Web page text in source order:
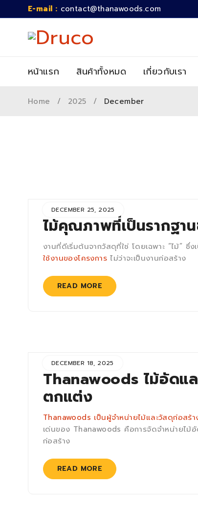
E-mail : contact@thanawoods.com
หน้าแรก สินค้าทั้งหมด เกี่ยวกับเรา
Home / 2025 / December
DECEMBER 25, 2025
ไม้คุณภาพที่เป็นรากฐา
งานที่ดีเริ่มต้นจากวัสดุที่ใช่ โดยเฉพาะ “ไม้”
ใช้งานของโครงการ ไม่ว่าจะเป็นงานก่อสร้าง
READ MORE
DECEMBER 18, 2025
Thanawoods ไม้อัดแ
ตกแต่ง
Thanawoods เป็นผู้จำหน่ายไม้และวัสดุก่อส
เด่นของ Thanawoods คือการจัดจำหน่ายไม้
ก่อสร้าง
READ MORE